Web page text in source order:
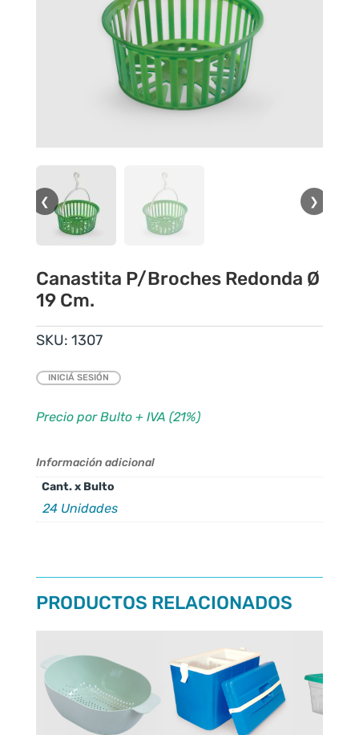
❮ ❯
Canastita P/Broches Redonda Ø
19 Cm.
SKU: 1307
INICIÁ SESIÓN
Precio por Bulto + IVA (21%)
Información adicional
Cant. x Bulto
24 Unidades
PRODUCTOS RELACIONADOS